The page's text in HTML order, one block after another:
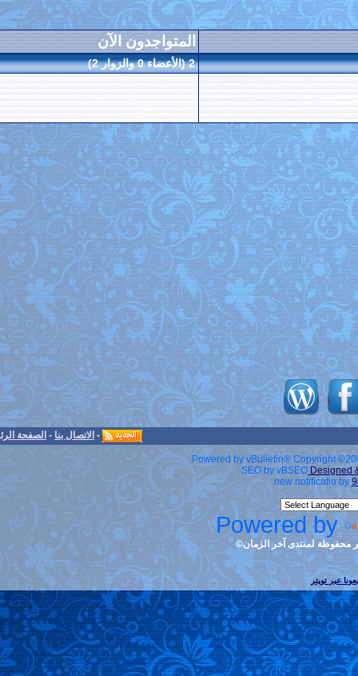
2 (الأعضاء 0 والزوار 2)
الصفحة الرئيسية -الأرشيف-الأعلى
Powered by